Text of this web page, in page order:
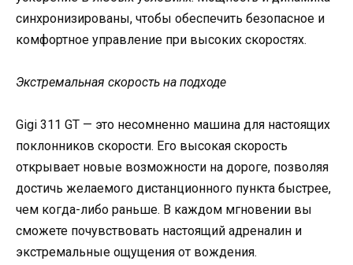
синхронизированы, чтобы обеспечить безопасное и
комфортное управление при высоких скоростях.
Экстремальная скорость на подходе
Gigi 311 GT — это несомненно машина для настоящих
поклонников скорости. Его высокая скорость
открывает новые возможности на дороге, позволяя
достичь желаемого дистанционного пункта быстрее,
чем когда-либо раньше. В каждом мгновении вы
сможете почувствовать настоящий адреналин и
экстремальные ощущения от вождения.